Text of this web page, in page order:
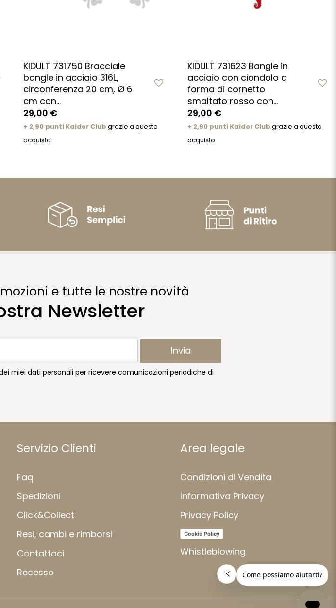
KIDULT 731750 Bracciale
bangle in acciaio 316L,
circonferenza 20 cm, Ø 6
cm con...
29,00 €
+ 2,90 punti Kaidor Club grazie a questo
acquisto
KIDULT 731623 Bangle in
acciaio con ciondolo a
forma di cornetto
smaltato rosso con...
29,00 €
+ 2,90 punti Kaidor Club grazie a questo
acquisto
e tutte le nostre novità
Newsletter
Invia
miei dati personali per ricevere comunicazioni periodiche di
Servizio Clienti
Faq
Spedizioni
Click&Collect
Resi, cambi e rimborsi
Contattaci
Recesso
Area legale
Condizioni di Vendita
Informativa Privacy
Privacy Policy
Cookie Policy
Whistleblowing